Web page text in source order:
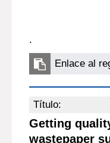
.
Enlace al
Título:
Getting
wastepaper